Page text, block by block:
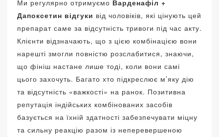
Ми регулярно отримуємо Варденафіл +
Дапоксетин відгуки від чоловіків, які цінують цей
препарат саме за відсутність тривоги під час акту.
Клієнти відзначають, що з цією комбінацією вони
нарешті змогли повністю розслабитися, знаючи,
що фініш настане лише тоді, коли вони самі
цього захочуть. Багато хто підкреслює м’яку дію
та відсутність «важкості» на ранок. Позитивна
репутація індійських комбінованих засобів
базується на їхній здатності забезпечувати міцну
та сильну реакцію разом із неперевершеною